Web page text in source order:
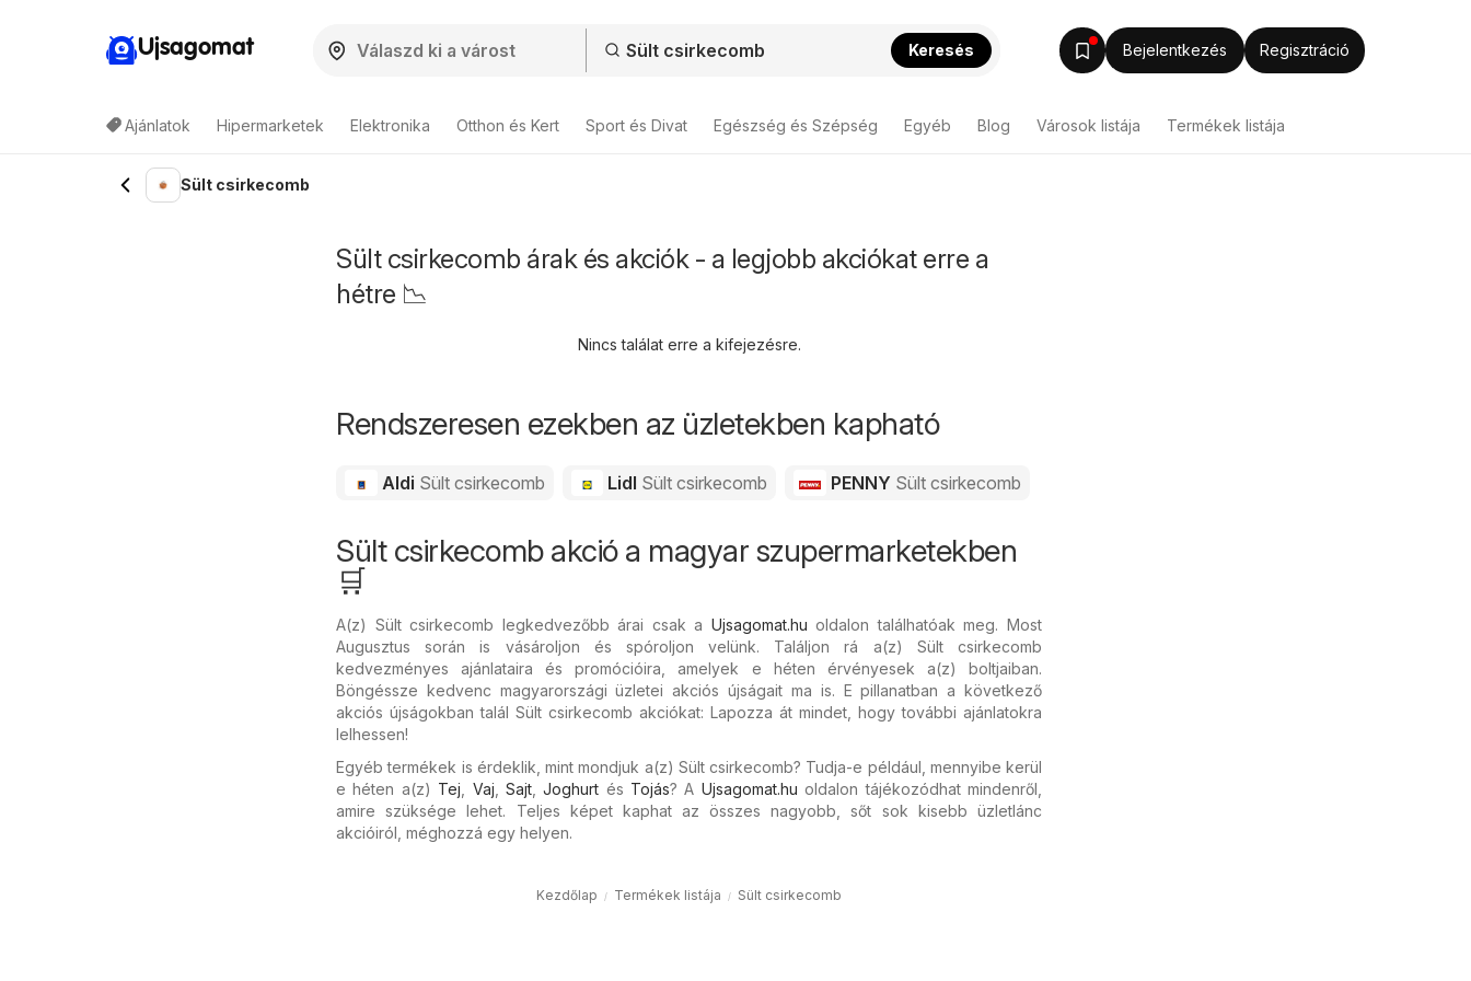
Ujsagomat Keresés Bejelentkezés Regisztráció
Ajánlatok Hipermarketek Elektronika Otthon és Kert Sport és Divat Egészség és Szépség Egyéb Blog Városok listája Termékek listája
Sült csirkecomb
Sült csirkecomb árak és akciók - a legjobb akciókat erre a
hétre 📉
Nincs találat erre a kifejezésre.
Rendszeresen ezekben az üzletekben kapható
Aldi Sült csirkecomb Lidl Sült csirkecomb PENNY Sült csirkecomb
Sült csirkecomb akció a magyar szupermarketekben
🛒
A(z) Sült csirkecomb legkedvezőbb árai csak a Ujsagomat.hu oldalon találhatóak meg. Most
Augusztus során is vásároljon és spóroljon velünk. Találjon rá a(z) Sült csirkecomb
kedvezményes ajánlataira és promócióira, amelyek e héten érvényesek a(z) boltjaiban.
Böngéssze kedvenc magyarországi üzletei akciós újságait ma is. E pillanatban a következő
akciós újságokban talál Sült csirkecomb akciókat: Lapozza át mindet, hogy további ajánlatokra
lelhessen!
Egyéb termékek is érdeklik, mint mondjuk a(z) Sült csirkecomb? Tudja-e például, mennyibe kerül
e héten a(z) Tej Vaj Sajt,Joghurt és Tojás? A Ujsagomat.hu oldalon tájékozódhat mindenről,
amire szüksége lehet. Teljes képet kaphat az összes nagyobb, sőt sok kisebb üzletlánc
akcióiról, méghozzá egy helyen.
Kezdőlap Termékek listája Sült csirkecomb